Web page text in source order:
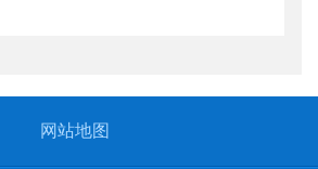
：本中心在岳阳楼区德胜南
网站地图